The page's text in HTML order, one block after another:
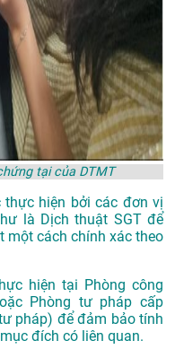
tại của DTMT
thực hiện bởi các đơn vị
là Dịch thuật SGTđể
một cách chính xác theo
hiện tại Phòng công
Phòng tư pháp cấp
pháp) để đảm bảo tính
đích có liên quan.